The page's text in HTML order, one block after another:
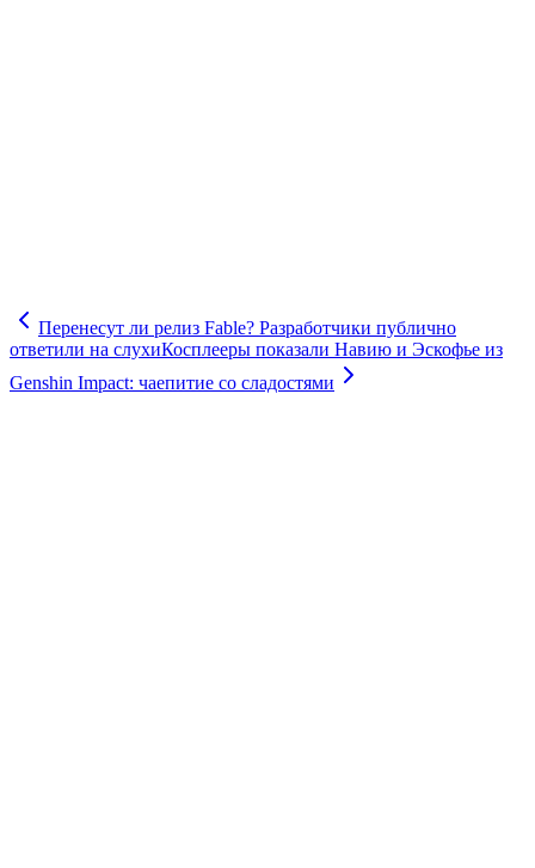
Перенесут ли релиз Fable? Разработчики публично
ответили на слухиКосплееры показали Навию и Эскофье из
Genshin Impact: чаепитие со сладостями